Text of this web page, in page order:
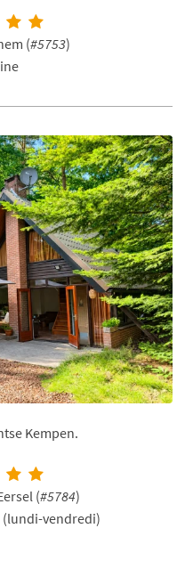
(#5753)
Kempen.
(#5784)
(lundi-vendredi)